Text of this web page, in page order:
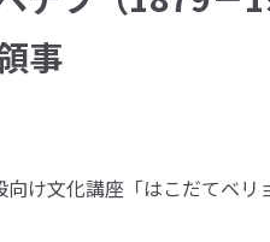
事
向け文化講座「はこだてベリ